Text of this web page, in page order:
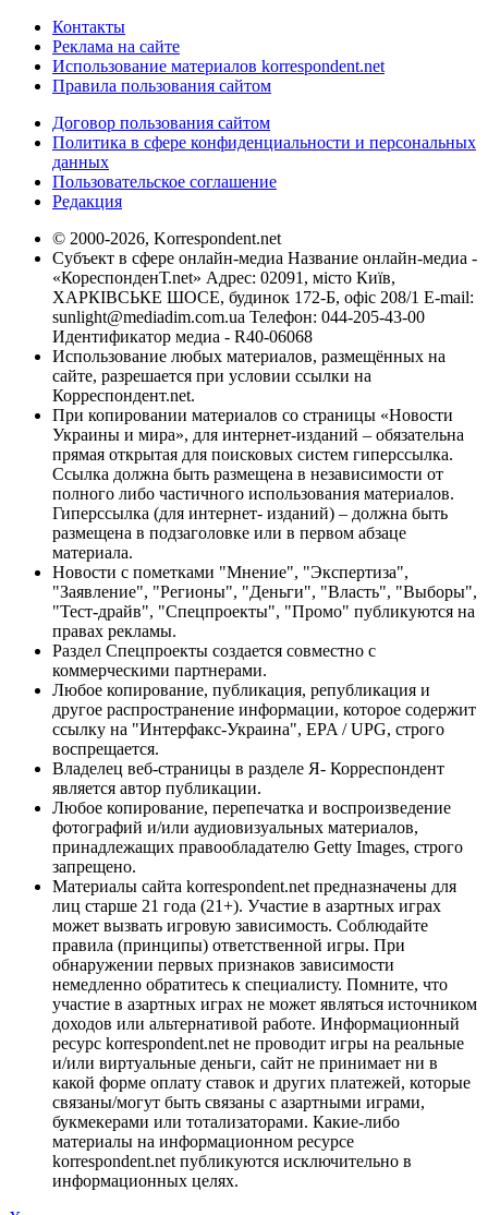
Контакты
Реклама на сайте
Использование материалов korrespondent.net
Правила пользования сайтом
Договор пользования сайтом
Политика в сфере конфиденциальности и персональных
данных
Пользовательское соглашение
Редакция
© 2000-2026, Korrespondent.net
Субъект в сфере онлайн-медиа Название онлайн-медиа -
«КореспонденТ.net» Адрес: 02091, місто Київ,
ХАРКІВСЬКЕ ШОСЕ, будинок 172-Б, офіс 208/1 E-mail:
sunlight@mediadim.com.ua Телефон: 044-205-43-00
Идентификатор медиа - R40-06068
Использование любых материалов, размещённых на
сайте, разрешается при условии ссылки на
Корреспондент.net.
При копировании материалов со страницы «Новости
Украины и мира», для интернет-изданий – обязательна
прямая открытая для поисковых систем гиперссылка.
Ссылка должна быть размещена в независимости от
полного либо частичного использования материалов.
Гиперссылка (для интернет- изданий) – должна быть
размещена в подзаголовке или в первом абзаце
материала.
Новости с пометками "Мнение", "Экспертиза",
"Заявление", "Регионы", "Деньги", "Власть", "Выборы",
"Тест-драйв", "Спецпроекты", "Промо" публикуются на
правах рекламы.
Раздел Спецпроекты создается совместно с
коммерческими партнерами.
Любое копирование, публикация, републикация и
другое распространение информации, которое содержит
ссылку на "Интерфакс-Украина", EPA / UPG, строго
воспрещается.
Владелец веб-страницы в разделе Я- Корреспондент
является автор публикации.
Любое копирование, перепечатка и воспроизведение
фотографий и/или аудиовизуальных материалов,
принадлежащих правообладателю Getty Images, строго
запрещено.
Материалы сайта korrespondent.net предназначены для
лиц старше 21 года (21+). Участие в азартных играх
может вызвать игровую зависимость. Соблюдайте
правила (принципы) ответственной игры. При
обнаружении первых признаков зависимости
немедленно обратитесь к специалисту. Помните, что
участие в азартных играх не может являться источником
доходов или альтернативой работе. Информационный
ресурс korrespondent.net не проводит игры на реальные
и/или виртуальные деньги, сайт не принимает ни в
какой форме оплату ставок и других платежей, которые
связаны/могут быть связаны с азартными играми,
букмекерами или тотализаторами. Какие-либо
материалы на информационном ресурсе
korrespondent.net публикуются исключительно в
информационных целях.